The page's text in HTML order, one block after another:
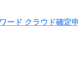
ード クラウド確定